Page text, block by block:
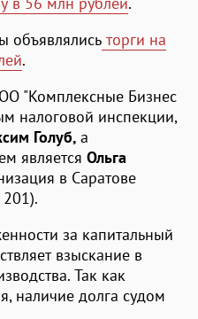
объявлялись торги на
.
"Комплексные Бизнес
налоговой инспекции,
Голуб, а
является Ольга
в Саратове
за капитальный
взыскание в
Так как
наличие долга судом